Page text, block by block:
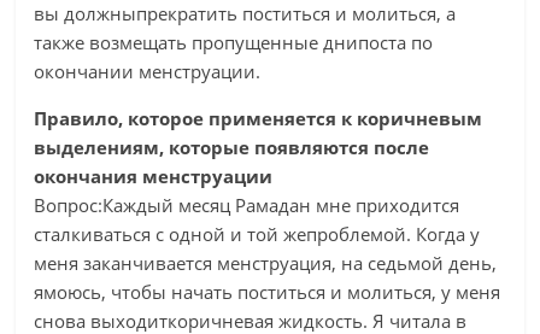
вы должныпрекратить поститься и молиться, а
также возмещать пропущенные днипоста по
окончании менструации.
Правило, которое применяется к коричневым
выделениям, которые появляются после
окончания менструации
Вопрос:Каждый месяц Рамадан мне приходится
сталкиваться с одной и той жепроблемой. Когда у
меня заканчивается менструация, на седьмой день,
ямоюсь, чтобы начать поститься и молиться, у меня
снова выходиткоричневая жидкость. Я читала в